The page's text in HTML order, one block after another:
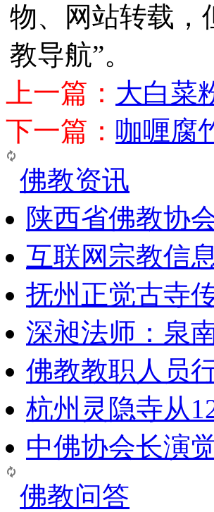
物、网站转载，
教导航”。
上一篇： 大白菜
下一篇： 咖喱腐
佛教资讯
陕西省佛教协
互联网宗教信
抚州正觉古寺
深昶法师：泉
佛教教职人员
杭州灵隐寺从
中佛协会长演
佛教问答